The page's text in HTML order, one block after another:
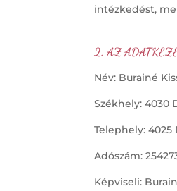
intézkedést,
2.AZ
Név: Burainé
Székhely: 4030
Telephely: 4025
Adószám:
Képviseli: